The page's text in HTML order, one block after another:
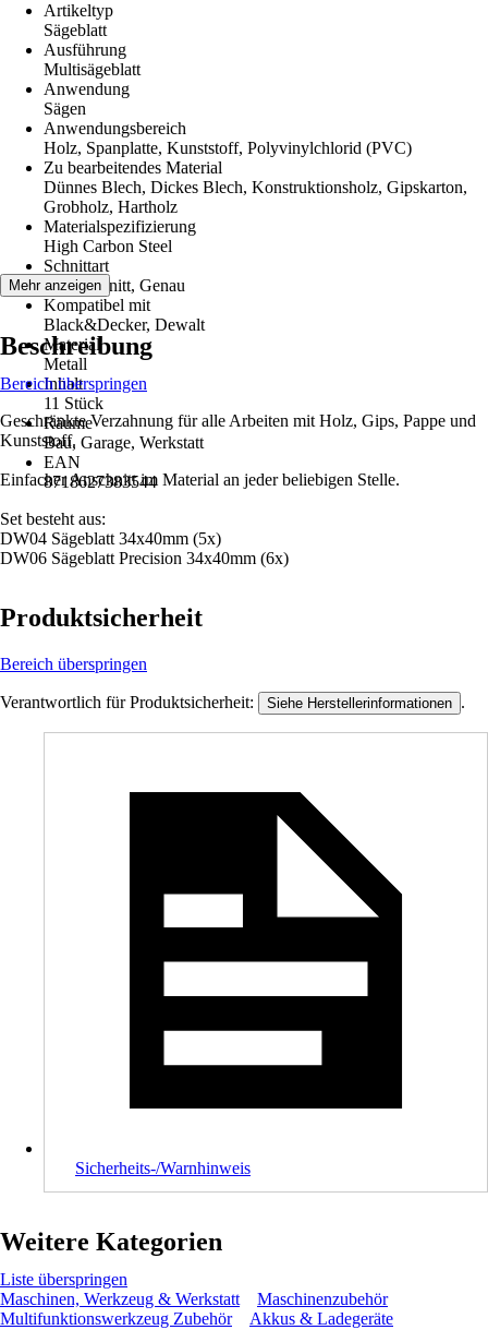
Artikeltyp
Sägeblatt
Ausführung
Multisägeblatt
Anwendung
Sägen
Anwendungsbereich
Holz, Spanplatte, Kunststoff, Polyvinylchlorid (PVC)
Zu bearbeitendes Material
Dünnes Blech, Dickes Blech, Konstruktionsholz, Gipskarton,
Grobholz, Hartholz
Materialspezifizierung
High Carbon Steel
Schnittart
Tauchschnitt, Genau
Kompatibel mit
Black&Decker, Dewalt
Material
Metall
Inhalt
11 Stück
Räume
Bau, Garage, Werkstatt
EAN
8718627383544
Mehr anzeigen
Beschreibung
Bereich überspringen
Geschränkte Verzahnung für alle Arbeiten mit Holz, Gips, Pappe und
Kunststoff.
Einfacher Anschnitt im Material an jeder beliebigen Stelle.
Set besteht aus:
DW04 Sägeblatt 34x40mm (5x)
DW06 Sägeblatt Precision 34x40mm (6x)
Produktsicherheit
Bereich überspringen
Verantwortlich für Produktsicherheit: Siehe Herstellerinformationen .
Sicherheits-/Warnhinweis
Weitere Kategorien
Liste überspringen
Maschinen, Werkzeug & Werkstatt
Maschinenzubehör
Multifunktionswerkzeug Zubehör
Akkus & Ladegeräte